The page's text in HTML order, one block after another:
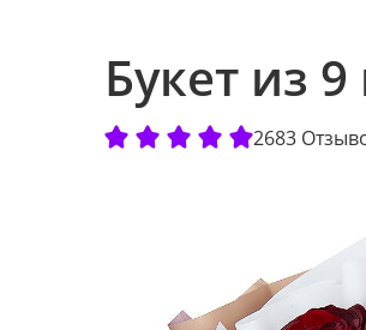
Букет из
2683